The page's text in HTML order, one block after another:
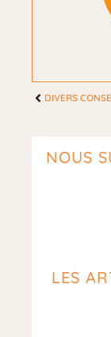
NOUS
LES